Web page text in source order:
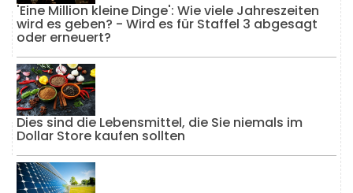
'Eine Million kleine Dinge': Wie viele Jahreszeiten
wird es geben? - Wird es für Staffel 3 abgesagt
oder erneuert?
Dies sind die Lebensmittel, die Sie niemals im
Dollar Store kaufen sollten